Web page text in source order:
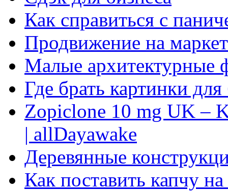
Как справиться с
Продвижение на
Малые архитектурные
Где брать картинки
Zopiclone 10 mg UK –
| allDayawake
Деревянные
Как поставить капчу